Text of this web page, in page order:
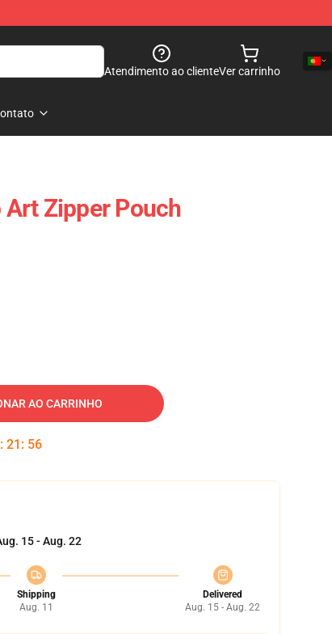
Atendimento ao clienteVer carrinho
Art Zipper Pouch
AO CARRINHO
: 21 : 55
15 - Aug. 22
Shipping
Aug. 11
Delivered
Aug. 15 - Aug. 22